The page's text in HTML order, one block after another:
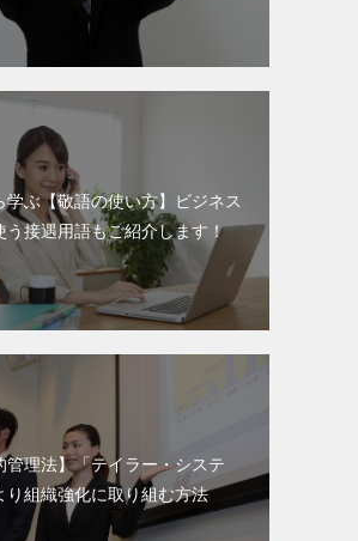
学ぶ【敬語の使い方】ビジネス
う接遇用語もご紹介します！
管理法】「テイラー・システ
り組織強化に取り組む方法